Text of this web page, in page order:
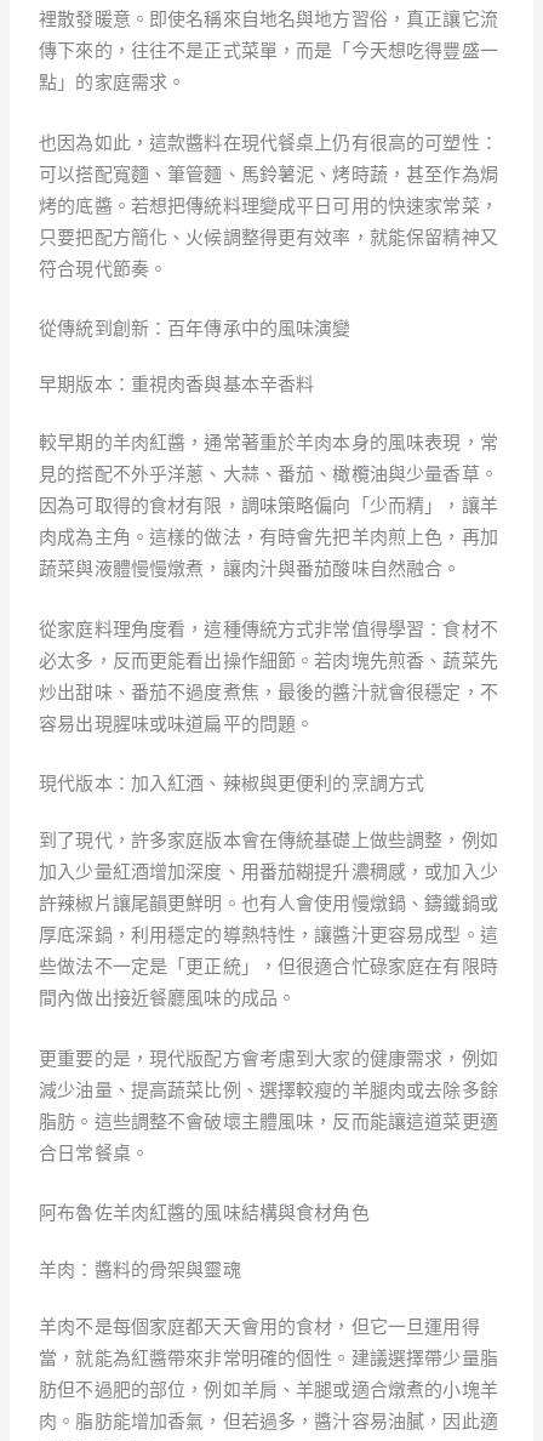
裡散發暖意。即使名稱來自地名與地方習俗，真正讓它流
傳下來的，往往不是正式菜單，而是「今天想吃得豐盛一
點」的家庭需求。
也因為如此，這款醬料在現代餐桌上仍有很高的可塑性：
可以搭配寬麵、筆管麵、馬鈴薯泥、烤時蔬，甚至作為焗
烤的底醬。若想把傳統料理變成平日可用的快速家常菜，
只要把配方簡化、火候調整得更有效率，就能保留精神又
符合現代節奏。
從傳統到創新：百年傳承中的風味演變
早期版本：重視肉香與基本辛香料
較早期的羊肉紅醬，通常著重於羊肉本身的風味表現，常
見的搭配不外乎洋蔥、大蒜、番茄、橄欖油與少量香草。
因為可取得的食材有限，調味策略偏向「少而精」，讓羊
肉成為主角。這樣的做法，有時會先把羊肉煎上色，再加
蔬菜與液體慢慢燉煮，讓肉汁與番茄酸味自然融合。
從家庭料理角度看，這種傳統方式非常值得學習：食材不
必太多，反而更能看出操作細節。若肉塊先煎香、蔬菜先
炒出甜味、番茄不過度煮焦，最後的醬汁就會很穩定，不
容易出現腥味或味道扁平的問題。
現代版本：加入紅酒、辣椒與更便利的烹調方式
到了現代，許多家庭版本會在傳統基礎上做些調整，例如
加入少量紅酒增加深度、用番茄糊提升濃稠感，或加入少
許辣椒片讓尾韻更鮮明。也有人會使用慢燉鍋、鑄鐵鍋或
厚底深鍋，利用穩定的導熱特性，讓醬汁更容易成型。這
些做法不一定是「更正統」，但很適合忙碌家庭在有限時
間內做出接近餐廳風味的成品。
更重要的是，現代版配方會考慮到大家的健康需求，例如
減少油量、提高蔬菜比例、選擇較瘦的羊腿肉或去除多餘
脂肪。這些調整不會破壞主體風味，反而能讓這道菜更適
合日常餐桌。
阿布魯佐羊肉紅醬的風味結構與食材角色
羊肉：醬料的骨架與靈魂
羊肉不是每個家庭都天天會用的食材，但它一旦運用得
當，就能為紅醬帶來非常明確的個性。建議選擇帶少量脂
肪但不過肥的部位，例如羊肩、羊腿或適合燉煮的小塊羊
肉。脂肪能增加香氣，但若過多，醬汁容易油膩，因此適